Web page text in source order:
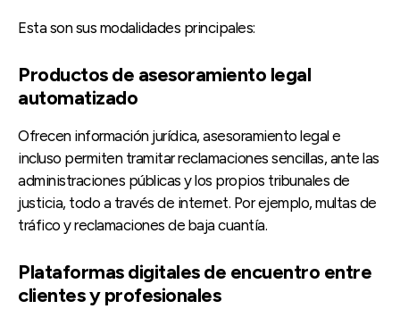
Esta son sus modalidades principales:
Productos de asesoramiento legal
automatizado
Ofrecen información jurídica, asesoramiento legal e
incluso permiten tramitar reclamaciones sencillas, ante las
administraciones públicas y los propios tribunales de
justicia, todo a través de internet. Por ejemplo, multas de
tráfico y reclamaciones de baja cuantía.
Plataformas digitales de encuentro entre
clientes y profesionales